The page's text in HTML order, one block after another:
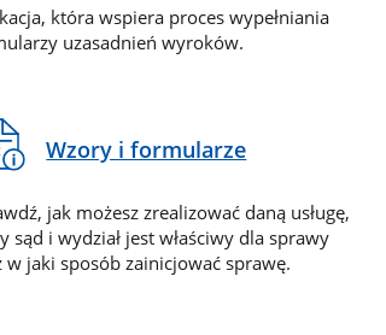
która wspiera proces wypełniania
uzasadnień wyroków.
Wzory i formularze
jak możesz zrealizować daną usługę,
sąd i wydział jest właściwy dla sprawy
w jaki sposób zainicjować sprawę.